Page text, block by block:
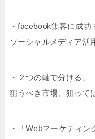
・facebook集客に成功
ソーシャルメディア活
・２つの軸で分ける、
狙うべき市場、狙って
・「Webマーケティン